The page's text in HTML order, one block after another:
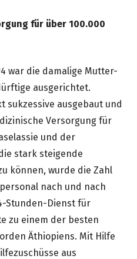
für über 100.000
war die damalige Mutter-
ausgerichtet.
sukzessive ausgebaut und
Versorgung für
und der
stark steigende
können, wurde die Zahl
nach und nach
Stunden-Dienst für
zu einem der besten
Äthiopiens. Mit Hilfe
aus